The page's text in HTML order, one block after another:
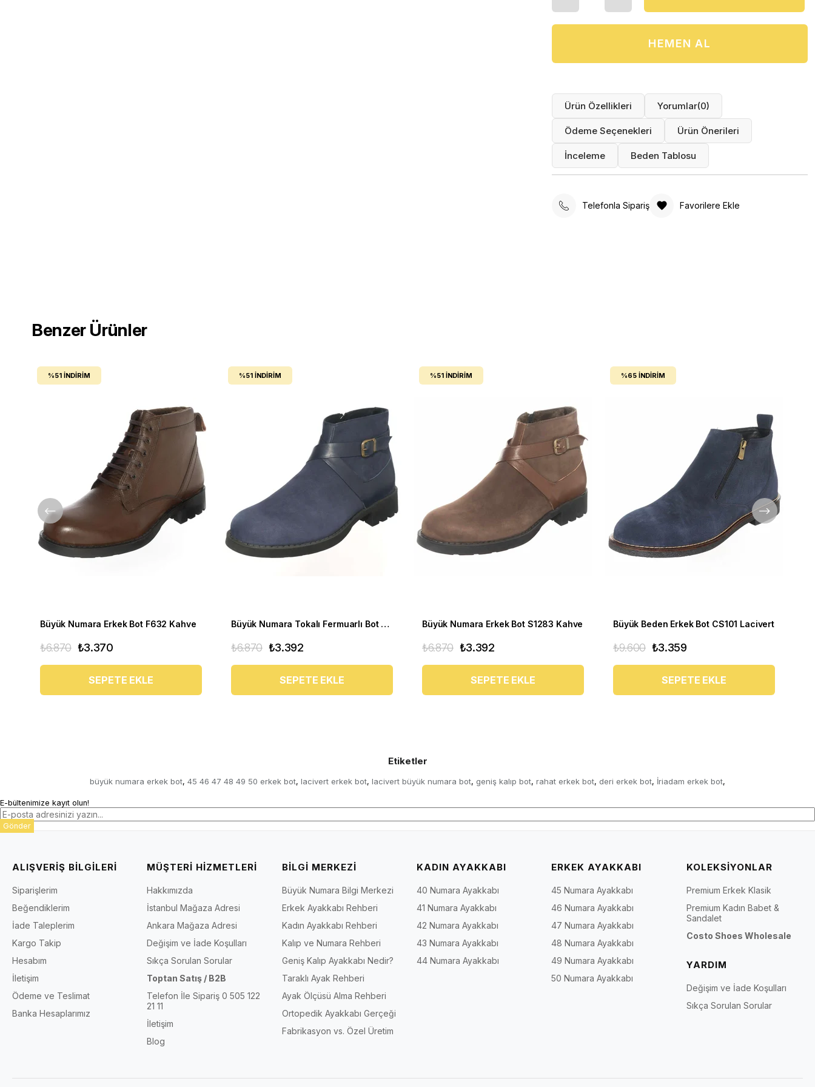
Ürün Özellikleri Yorumlar(0)
Ödeme Seçenekleri Ürün Önerileri
İnceleme Beden Tablosu
Telefonla Sipariş Favorilere Ekle
Benzer Ürünler
Büyük Numara Erkek Bot F632 Kahve
₺3.370
₺6.870
SEPETE EKLE
%51 İNDIRIM
Büyük Numara Tokalı Fermuarlı Bot CS623 Lacivert
₺3.392
₺6.870
SEPETE EKLE
%51 İNDIRIM
Büyük Numara Erkek Bot S1283 Kahve
₺3.392
₺6.870
SEPETE EKLE
%51 İNDIRIM
Büyük Beden Erkek Bot CS101 Lacivert
₺3.359
₺9.600
SEPETE EKLE
%65 İNDIRIM
Etiketler
büyük numara erkek bot, 45 46 47 48 49 50 erkek bot, lacivert erkek bot, lacivert büyük numara bot, geniş kalıp bot, rahat erkek bot, deri erkek bot, İriadam erkek bot,
E-bültenimize kayıt olun!
Gönder
ALIŞVERİŞ BİLGİLERİ
Siparişlerim
Beğendiklerim
İade Taleplerim
Kargo Takip
Hesabım
İletişim
Ödeme ve Teslimat
Banka Hesaplarımız
MÜŞTERİ HİZMETLERİ
Hakkımızda
İstanbul Mağaza Adresi
Ankara Mağaza Adresi
Değişim ve İade Koşulları
Sıkça Sorulan Sorular
Toptan Satış / B2B
Telefon İle Sipariş 0 505 122
21 11
İletişim
Blog
BİLGİ MERKEZİ
Büyük Numara Bilgi Merkezi
Erkek Ayakkabı Rehberi
Kadın Ayakkabı Rehberi
Kalıp ve Numara Rehberi
Geniş Kalıp Ayakkabı Nedir?
Taraklı Ayak Rehberi
Ayak Ölçüsü Alma Rehberi
Ortopedik Ayakkabı Gerçeği
Fabrikasyon vs. Özel Üretim
KADIN AYAKKABI
40 Numara Ayakkabı
41 Numara Ayakkabı
42 Numara Ayakkabı
43 Numara Ayakkabı
44 Numara Ayakkabı
ERKEK AYAKKABI
45 Numara Ayakkabı
46 Numara Ayakkabı
47 Numara Ayakkabı
48 Numara Ayakkabı
49 Numara Ayakkabı
50 Numara Ayakkabı
KOLEKSİYONLAR
Premium Erkek Klasik
Premium Kadın Babet &
Sandalet
Costo Shoes Wholesale
YARDIM
Değişim ve İade Koşulları
Sıkça Sorulan Sorular